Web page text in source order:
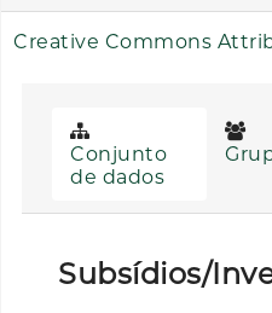
Creative Commons
Conjunto
de dados
Subsídios/